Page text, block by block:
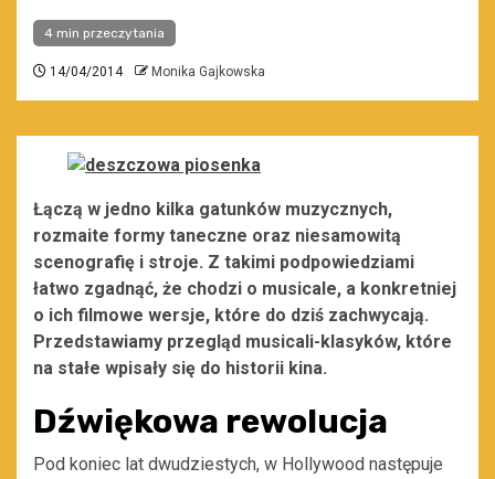
4 min przeczytania
14/04/2014 Monika Gajkowska
Łączą w jedno kilka gatunków muzycznych,
rozmaite formy taneczne oraz niesamowitą
scenografię i stroje. Z takimi podpowiedziami
łatwo zgadnąć, że chodzi o musicale, a konkretniej
o ich filmowe wersje, które do dziś zachwycają.
Przedstawiamy przegląd musicali-klasyków, które
na stałe wpisały się do historii kina.
Dźwiękowa rewolucja
Pod koniec lat dwudziestych, w Hollywood następuje